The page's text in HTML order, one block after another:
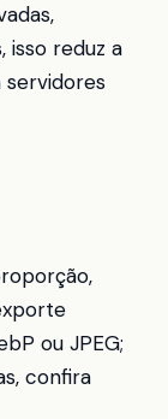
isso reduz a
servidores
ou JPEG;
confira